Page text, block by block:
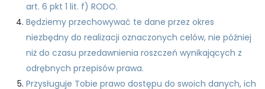
art. 6 pkt 1 lit. f) RODO.
Będziemy przechowywać te dane przez okres
niezbędny do realizacji oznaczonych celów, nie później
niż do czasu przedawnienia roszczeń wynikających z
odrębnych przepisów prawa.
Przysługuje Tobie prawo dostępu do swoich danych, ich